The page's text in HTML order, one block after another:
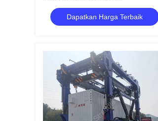
Dapatkan Harga Terbaik